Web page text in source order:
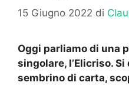
15 Giugno 2022 di
Oggi parliamo di una
singolare, l’Elicriso.
sembrino di carta,